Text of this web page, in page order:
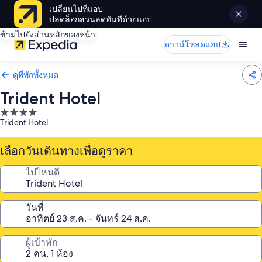
เปลี่ยนไปที่แอป
ปลดล็อกส่วนลดทันทีด้วยแอป
ข้ามไปยังส่วนหลักของหน้า
ดาวน์โหลดแอป
ดูที่พักทั้งหมด
Trident Hotel
ที่พัก
4.0
Trident Hotel
เลือกวันเดินทางเพื่อดูราคา
ไปไหนดี
วันที่
ผู้เข้าพัก